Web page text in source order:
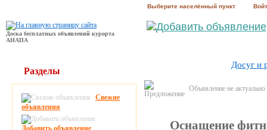
Выберите населённый пункт
Доска бесплатных объявлений курорта
АНАПА
Досуг и
Объявление не
Оснащение
Разделы
Свежие
объявления